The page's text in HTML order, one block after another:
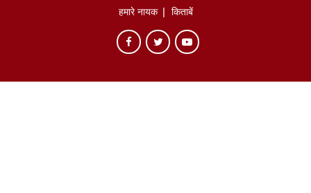
हमारे नायक
किताबें